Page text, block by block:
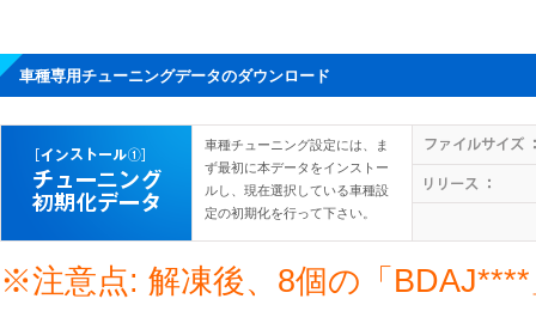
車種専用チューニングデータのダウンロード
車種チューニング設定には、ま
ず最初に本データをインストー
ルし、現在選択している車種設
定の初期化を行って下さい。
※注意点: 解凍後、8個の「